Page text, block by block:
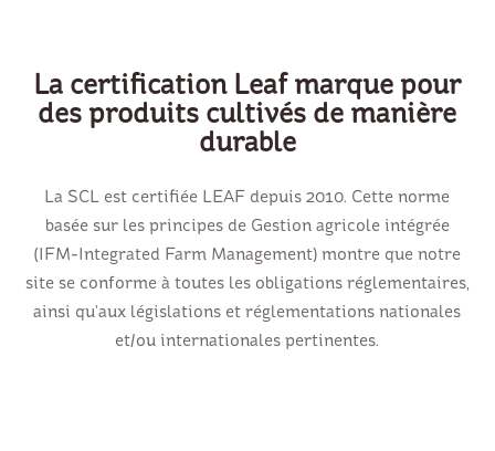
La certification Leaf marque pour
des produits cultivés de manière
durable
La SCL est certifiée LEAF depuis 2010. Cette norme
basée sur les principes de Gestion agricole intégrée
(IFM-Integrated Farm Management) montre que notre
site se conforme à toutes les obligations réglementaires,
ainsi qu’aux législations et réglementations nationales
et/ou internationales pertinentes.